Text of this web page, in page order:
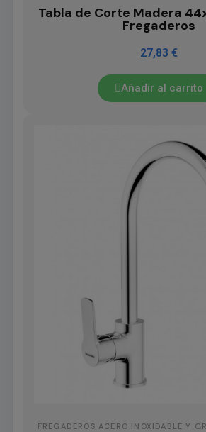
Tabla de Corte Madera
Fregaderos
27,83 €
Añadir al carrito
FREGADEROS ACERO INOXIDABLE Y